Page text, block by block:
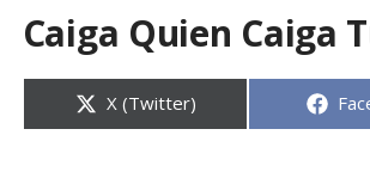
Caiga Quien Caiga
Compartir
en
X (Twitter)